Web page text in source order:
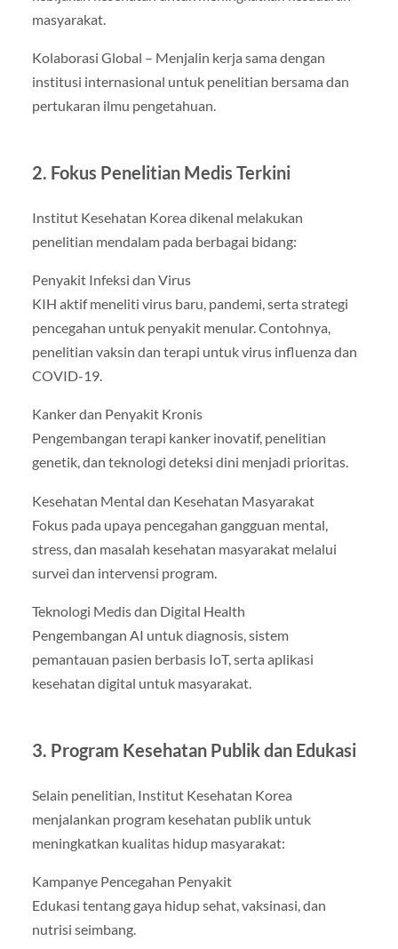
masyarakat.
Kolaborasi Global – Menjalin kerja sama dengan
institusi internasional untuk penelitian bersama dan
pertukaran ilmu pengetahuan.
2. Fokus Penelitian Medis Terkini
Institut Kesehatan Korea dikenal melakukan
penelitian mendalam pada berbagai bidang:
Penyakit Infeksi dan Virus
KIH aktif meneliti virus baru, pandemi, serta strategi
pencegahan untuk penyakit menular. Contohnya,
penelitian vaksin dan terapi untuk virus influenza dan
COVID-19.
Kanker dan Penyakit Kronis
Pengembangan terapi kanker inovatif, penelitian
genetik, dan teknologi deteksi dini menjadi prioritas.
Kesehatan Mental dan Kesehatan Masyarakat
Fokus pada upaya pencegahan gangguan mental,
stress, dan masalah kesehatan masyarakat melalui
survei dan intervensi program.
Teknologi Medis dan Digital Health
Pengembangan AI untuk diagnosis, sistem
pemantauan pasien berbasis IoT, serta aplikasi
kesehatan digital untuk masyarakat.
3. Program Kesehatan Publik dan Edukasi
Selain penelitian, Institut Kesehatan Korea
menjalankan program kesehatan publik untuk
meningkatkan kualitas hidup masyarakat:
Kampanye Pencegahan Penyakit
Edukasi tentang gaya hidup sehat, vaksinasi, dan
nutrisi seimbang.